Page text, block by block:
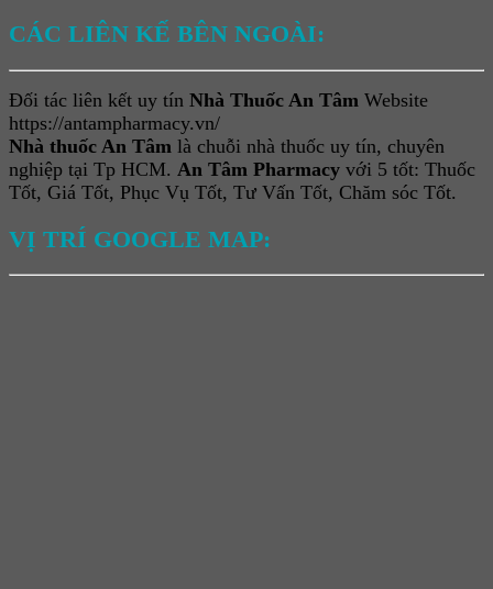
CÁC LIÊN KẾ BÊN NGOÀI:
Đối tác liên kết uy tín Nhà Thuốc An Tâm Website
https://antampharmacy.vn/
Nhà thuốc An Tâm là chuỗi nhà thuốc uy tín, chuyên
nghiệp tại Tp HCM. An Tâm Pharmacy với 5 tốt: Thuốc
Tốt, Giá Tốt, Phục Vụ Tốt, Tư Vấn Tốt, Chăm sóc Tốt.
VỊ TRÍ GOOGLE MAP: